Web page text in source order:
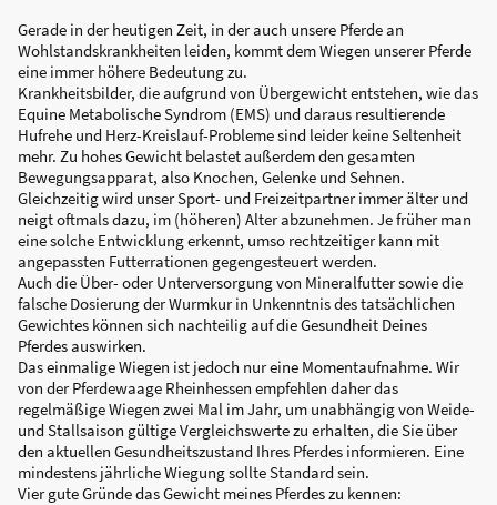
Gerade in der heutigen Zeit, in der auch unsere Pferde an
Wohlstandskrankheiten leiden, kommt dem Wiegen unserer Pferde
eine immer höhere Bedeutung zu.
Krankheitsbilder, die aufgrund von Übergewicht entstehen, wie das
Equine Metabolische Syndrom (EMS) und daraus resultierende
Hufrehe und Herz-Kreislauf-Probleme sind leider keine Seltenheit
mehr. Zu hohes Gewicht belastet außerdem den gesamten
Bewegungsapparat, also Knochen, Gelenke und Sehnen.
Gleichzeitig wird unser Sport- und Freizeitpartner immer älter und
neigt oftmals dazu, im (höheren) Alter abzunehmen. Je früher man
eine solche Entwicklung erkennt, umso rechtzeitiger kann mit
angepassten Futterrationen gegengesteuert werden.
Auch die Über- oder Unterversorgung von Mineralfutter sowie die
falsche Dosierung der Wurmkur in Unkenntnis des tatsächlichen
Gewichtes können sich nachteilig auf die Gesundheit Deines
Pferdes auswirken.
Das einmalige Wiegen ist jedoch nur eine Momentaufnahme. Wir
von der Pferdewaage Rheinhessen empfehlen daher das
regelmäßige Wiegen zwei Mal im Jahr, um unabhängig von Weide-
und Stallsaison gültige Vergleichswerte zu erhalten, die Sie über
den aktuellen Gesundheitszustand Ihres Pferdes informieren. Eine
mindestens jährliche Wiegung sollte Standard sein.
Vier gute Gründe das Gewicht meines Pferdes zu kennen: